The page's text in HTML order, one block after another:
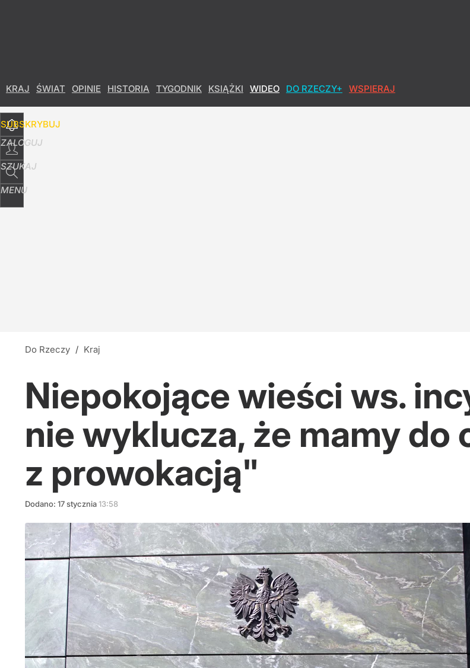
KRAJ ŚWIAT OPINIE HISTORIA TYGODNIK KSIĄŻKI WIDEO DO RZECZY+ WSPIERAJ
SUBSKRYBUJ
ZALOGUJ
SZUKAJ
MENU
Do Rzeczy / Kraj
Niepokojące wieści ws.
nie wyklucza, że mamy do
z prowokacją"
Dodano: 17stycznia13:58